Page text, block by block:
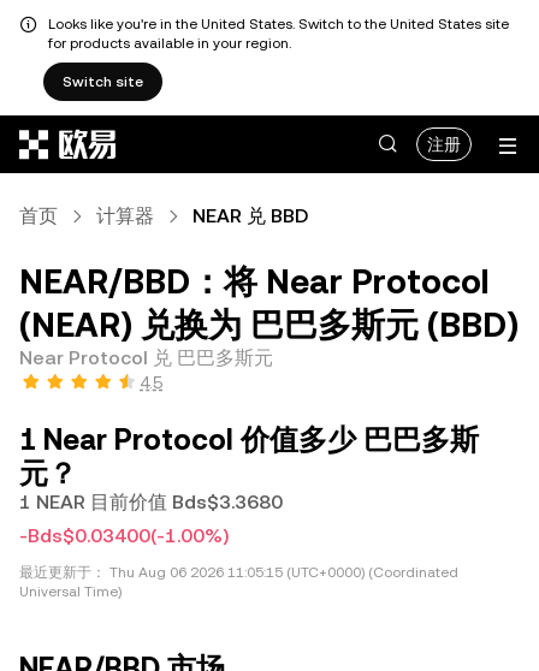
Looks like you're in the United States. Switch to the United States site
for products available in your region.
Switch site
注册
首页 计算器 NEAR 兑 BBD
NEAR/BBD：将 Near Protocol
(NEAR) 兑换为 巴巴多斯元 (BBD)
Near Protocol 兑 巴巴多斯元
4.5
1 Near Protocol 价值多少 巴巴多斯
元？
1 NEAR 目前价值 Bds$3.3680
-Bds$0.03400(-1.00%)
最近更新于： Thu Aug 06 2026 11:05:15 (UTC+0000) (Coordinated
Universal Time)